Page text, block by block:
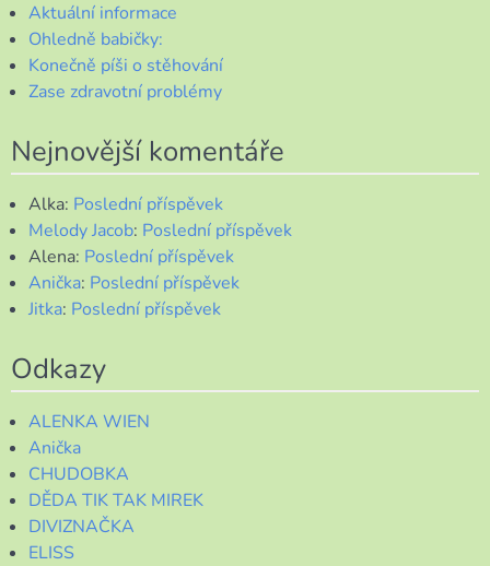
Aktuální informace
Ohledně babičky:
Konečně píši o stěhování
Zase zdravotní problémy
Nejnovější komentáře
Alka: Poslední příspěvek
Melody Jacob: Poslední příspěvek
Alena: Poslední příspěvek
Anička: Poslední příspěvek
Jitka: Poslední příspěvek
Odkazy
ALENKA WIEN
Anička
CHUDOBKA
DĚDA TIK TAK MIREK
DIVIZNAČKA
ELISS